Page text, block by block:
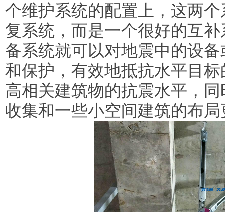
个维护系统的配置上，这两
复系统，而是一个很好的互
备系统就可以对地震中的设
和保护，有效地抵抗水平目
高相关建筑物的抗震水平，
收集和一些小空间建筑的布